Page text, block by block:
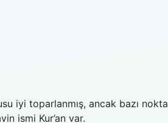
iyi toparlanmış, ancak bazı
ismi Kur’an var.